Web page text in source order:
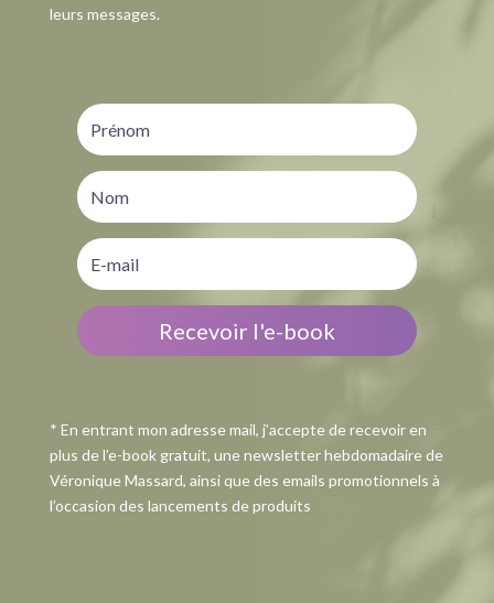
leurs messages.
Recevoir l'e-book
* En entrant mon adresse mail, j’accepte de recevoir en
plus de l’e-book gratuit, une newsletter hebdomadaire de
Véronique Massard, ainsi que des emails promotionnels à
l’occasion des lancements de produits